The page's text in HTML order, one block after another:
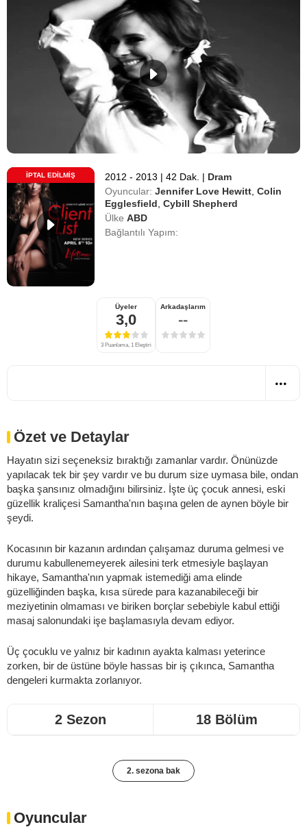
İPTAL EDILMIŞ 2012 - 2013 | 42 Dak. | Dram
Oyuncular: Jennifer Love Hewitt ,Colin
Egglesfield ,Cybill Shepherd
Ülke ABD
Bağlantılı Yapım:
Üyeler
3,0
3 Puanlama, 1 Eleştiri
Arkadaşlarım
--
Özet ve Detaylar
Hayatın sizi seçeneksiz bıraktığı zamanlar vardır. Önünüzde
yapılacak tek bir şey vardır ve bu durum size uymasa bile, ondan
başka şansınız olmadığını bilirsiniz. İşte üç çocuk annesi, eski
güzellik kraliçesi Samantha'nın başına gelen de aynen böyle bir
şeydi.
Kocasının bir kazanın ardından çalışamaz duruma gelmesi ve
durumu kabullenemeyerek ailesini terk etmesiyle başlayan
hikaye, Samantha'nın yapmak istemediği ama elinde
güzelliğinden başka, kısa sürede para kazanabileceği bir
meziyetinin olmaması ve biriken borçlar sebebiyle kabul ettiği
masaj salonundaki işe başlamasıyla devam ediyor.
Üç çocuklu ve yalnız bir kadının ayakta kalması yeterince
zorken, bir de üstüne böyle hassas bir iş çıkınca, Samantha
dengeleri kurmakta zorlanıyor.
2 Sezon 18 Bölüm
2. sezona bak
Oyuncular